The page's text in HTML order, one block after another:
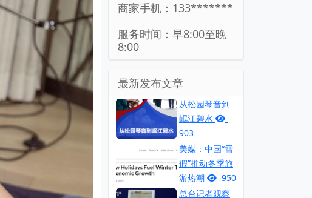
商家手机：133*******
服务时间：早8:00至晚
8:00
最新发布文章
从松园琴音到
岷江碧水
903
美媒：中国“雪
假”推动冬季旅
游热潮
950
总台记者观察